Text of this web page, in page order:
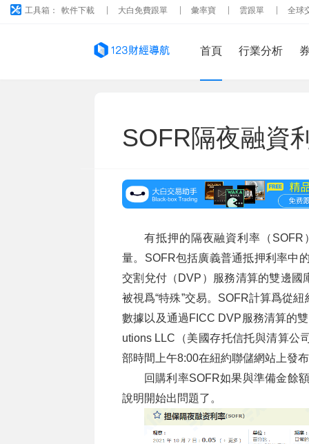
工具箱： 軟件下載 大白免費跟單 彙率寶 雲跟單 全球
首頁 行業分析
SOFR隔夜融資
有抵押的隔夜融資利率（
量。SOFR包括廣義普通抵押利率中
交割兌付（DVP）服務清算的雙邊國
被視爲“特殊”交易。SOFR計算爲從
數據以及通過FICC DVP服務清算的
utions LLC（美國存托信托與清算公
部時間上午8:00在紐約聯儲網站上發
回購利率SOFR如果與準備金餘
說明開始出問題了。